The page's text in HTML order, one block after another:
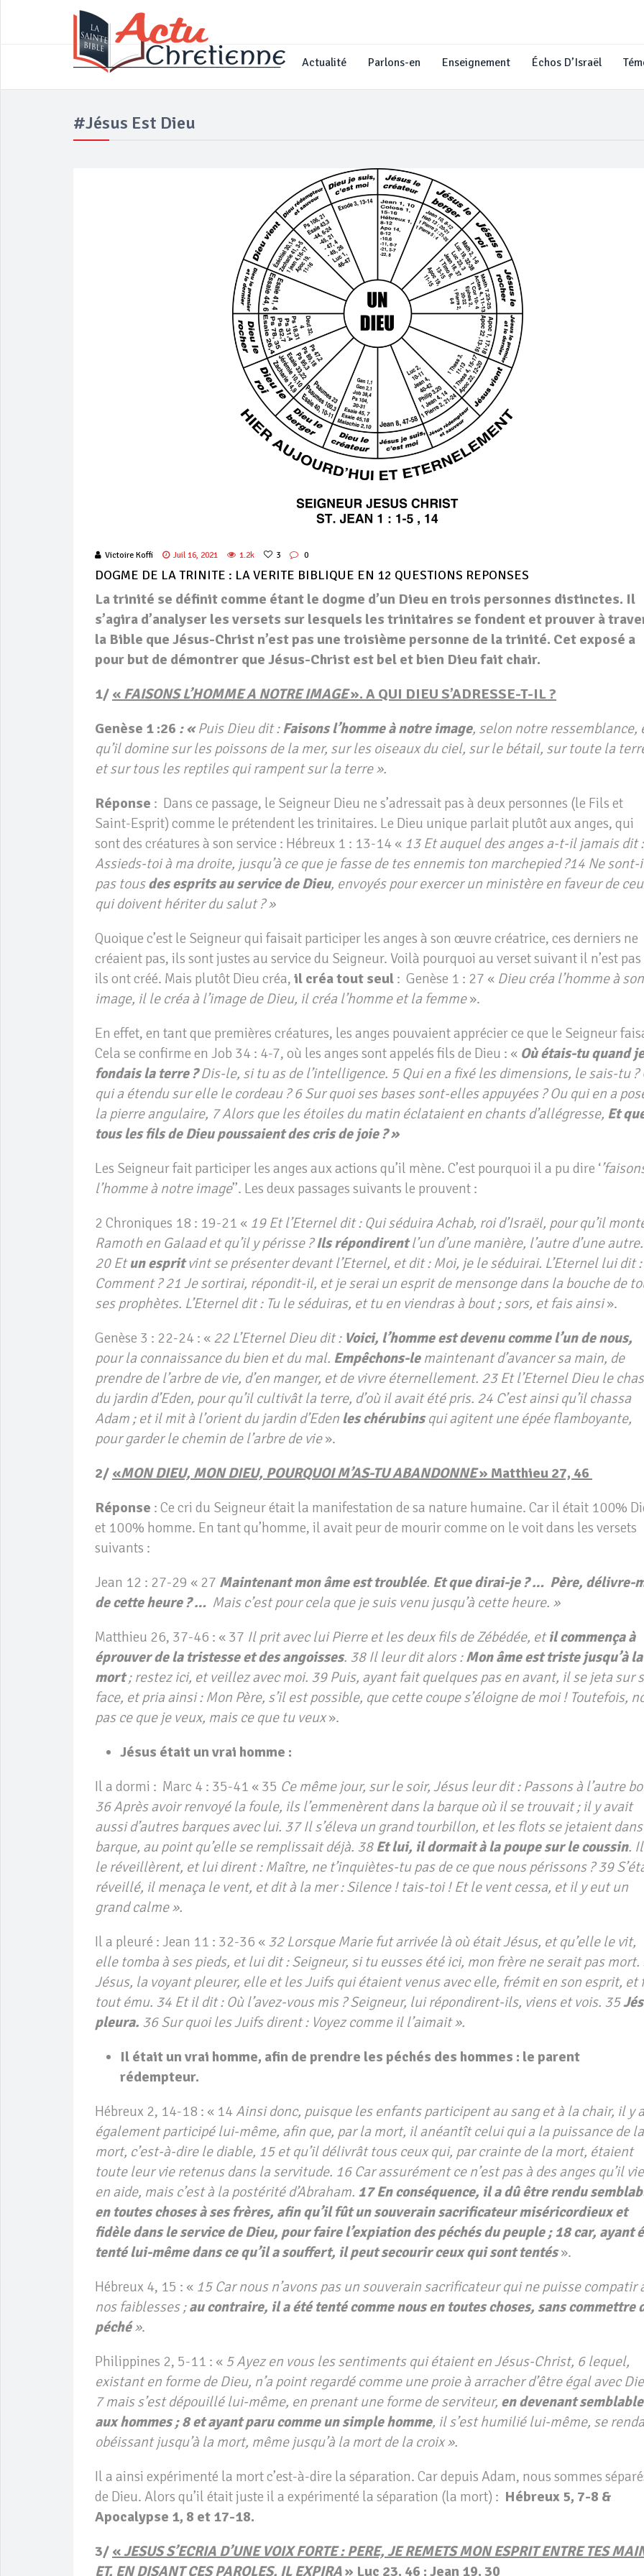
____________________________________ Actualité Parlons-en Enseignement Échos D’Israël
#Jésus Est Dieu
Victoire Koffi Juil 16, 2021 1.2k 3 0
DOGME DE LA TRINITE : LA VERITE BIBLIQUE EN 12 QUESTIONS REPONSES
La trinité se définit comme étant le dogme d’un Dieu en trois personnes distinctes. Il
s’agira d’analyser les versets sur lesquels les trinitaires se fondent et prouver à
la Bible que Jésus-Christ n’est pas une troisième personne de la trinité. Cet exposé a
pour but de démontrer que Jésus-Christ est bel et bien Dieu fait chair.
1/ « FAISONS L’HOMME A NOTRE IMAGE». A QUI DIEU S’ADRESSE-T-IL?
Genèse 1 :26 : «Puis Dieu dit :Faisons l’homme à notre image, selon notre ressemblance,
qu’il domine sur les poissons de la mer, sur les oiseaux du ciel, sur le bétail, sur toute la
et sur tous les reptiles qui rampent sur la terre ».
Réponse : Dans ce passage, le Seigneur Dieu ne s’adressait pas à deux personnes (le Fils et
Saint-Esprit) comme le prétendent les trinitaires. Le Dieu unique parlait plutôt aux anges, qui
sont des créatures à son service : Hébreux 1 : 13-14 « 13 Et auquel des anges a-t-il jamais dit :
Assieds-toi à ma droite, jusqu’à ce que je fasse de tes ennemis ton marchepied ?14 Ne
pas tousdes esprits au service de Dieu, envoyés pour exercer un ministère en faveur de
qui doivent hériter du salut ? »
Quoique c’est le Seigneur qui faisait participer les anges à son œuvre créatrice, ces derniers ne
créaient pas, ils sont justes au service du Seigneur. Voilà pourquoi au verset suivant il n’est
ils ont créé. Mais plutôt Dieu créa, il créa tout seul : Genèse 1 : 27 « Dieu créa l’homme à son
image, il le créa à l’image de Dieu, il créa l’homme et la femme».
En effet, en tant que premières créatures, les anges pouvaient apprécier ce que le Seigneur
Cela se confirme en Job 34 : 4-7, où les anges sont appelés fils de Dieu : « Où étais-tu quand je
fondais la terre ?Dis-le, si tu as de l’intelligence. 5 Qui en a fixé les dimensions, le sais-tu ?
qui a étendu sur elle le cordeau ? 6 Sur quoi ses bases sont-elles appuyées ? Ou qui en a
la pierre angulaire, 7 Alors que les étoiles du matin éclataient en chants d’allégresse, Et
tous les fils de Dieu poussaient des cris de joie ? »
Les Seigneur fait participer les anges aux actions qu’il mène. C’est pourquoi il a pu dire ‘
l’homme à notre image’’. Les deux passages suivants le prouvent :
2 Chroniques 18 : 19-21 « 19 Et l’Eternel dit : Qui séduira Achab, roi d’Israël, pour qu’il
Ramoth en Galaad et qu’il y périsse ?Ils répondirentl’un d’une manière, l’autre d’une autre.
20 Etun espritvint se présenter devant l’Eternel, et dit : Moi, je le séduirai. L’Eternel lui dit :
Comment ? 21 Je sortirai, répondit-il, et je serai un esprit de mensonge dans la bouche de
ses prophètes. L’Eternel dit : Tu le séduiras, et tu en viendras à bout ; sors, et fais ainsi».
Genèse 3 : 22-24 : « 22 L’Eternel Dieu dit : Voici, l’homme est devenu comme l’un de nous,
pour la connaissance du bien et du mal. Empêchons-lemaintenant d’avancer sa main, de
prendre de l’arbre de vie, d’en manger, et de vivre éternellement. 23 Et l’Eternel Dieu le
du jardin d’Eden, pour qu’il cultivât la terre, d’où il avait été pris. 24 C’est ainsi qu’il chassa
Adam ; et il mit à l’orient du jardin d’Eden les chérubinsqui agitent une épée flamboyante,
pour garder le chemin de l’arbre de vie».
2/ «MON DIEU, MON DIEU, POURQUOI M’AS-TU ABANDONNE» Matthieu 27, 46
Réponse : Ce cri du Seigneur était la manifestation de sa nature humaine. Car il était 100%
et 100% homme. En tant qu’homme, il avait peur de mourir comme on le voit dans les versets
suivants :
Jean 12 : 27-29 « 27 Maintenant mon âme est troublée. Et que dirai-je ? … Père, délivre-
de cette heure ? … Mais c’est pour cela que je suis venu jusqu’à cette heure. »
Matthieu 26, 37-46 : « 37 Il prit avec lui Pierre et les deux fils de Zébédée, etil commença à
éprouver de la tristesse et des angoisses. 38 Il leur dit alors :Mon âme est triste jusqu’à la
mort; restez ici, et veillez avec moi. 39 Puis, ayant fait quelques pas en avant, il se jeta sur
face, et pria ainsi : Mon Père, s’il est possible, que cette coupe s’éloigne de moi ! Toutefois,
pas ce que je veux, mais ce que tu veux».
Jésus était un vrai homme :
Il a dormi : Marc 4 : 35-41 « 35 Ce même jour, sur le soir, Jésus leur dit : Passons à l’autre
36 Après avoir renvoyé la foule, ils l’emmenèrent dans la barque où il se trouvait ; il y avait
aussi d’autres barques avec lui. 37 Il s’éleva un grand tourbillon, et les flots se jetaient
barque, au point qu’elle se remplissait déjà. 38 Et lui, il dormait à la poupe sur le coussin.
le réveillèrent, et lui dirent : Maître, ne t’inquiètes-tu pas de ce que nous périssons ? 39
réveillé, il menaça le vent, et dit à la mer : Silence ! tais-toi ! Et le vent cessa, et il y eut un
grand calme ».
Il a pleuré : Jean 11 : 32-36 « 32 Lorsque Marie fut arrivée là où était Jésus, et qu’elle le vit,
elle tomba à ses pieds, et lui dit : Seigneur, si tu eusses été ici, mon frère ne serait pas mort.
Jésus, la voyant pleurer, elle et les Juifs qui étaient venus avec elle, frémit en son esprit, et
tout ému. 34 Et il dit : Où l’avez-vous mis ? Seigneur, lui répondirent-ils, viens et vois. 35
pleura. 36 Sur quoi les Juifs dirent : Voyez comme il l’aimait ».
Il était un vrai homme, afin de prendre les péchés des hommes : le parent
rédempteur.
Hébreux 2, 14-18 : « 14 Ainsi donc, puisque les enfants participent au sang et à la chair, il y a
également participé lui-même, afin que, par la mort, il anéantît celui qui a la puissance de la
mort, c’est-à-dire le diable, 15 et qu’il délivrât tous ceux qui, par crainte de la mort, étaient
toute leur vie retenus dans la servitude. 16 Car assurément ce n’est pas à des anges qu’il
en aide, mais c’est à la postérité d’Abraham. 17 En conséquence, il a dû être rendu
en toutes choses à ses frères, afin qu’il fût un souverain sacrificateur miséricordieux et
fidèle dans le service de Dieu, pour faire l’expiation des péchés du peuple ; 18 car, ayant
tenté lui-même dans ce qu’il a souffert, il peut secourir ceux qui sont tentés».
Hébreux 4, 15 : « 15 Car nous n’avons pas un souverain sacrificateur qui ne puisse compatir
nos faiblesses ;au contraire, il a été tenté comme nous en toutes choses, sans commettre
péché».
Philippines 2, 5-11 : « 5 Ayez en vous les sentiments qui étaient en Jésus-Christ, 6 lequel,
existant en forme de Dieu, n’a point regardé comme une proie à arracher d’être égal avec
7 mais s’est dépouillé lui-même, en prenant une forme de serviteur, en devenant semblable
aux hommes ; 8 et ayant paru comme un simple homme, il s’est humilié lui-même, se
obéissant jusqu’à la mort, même jusqu’à la mort de la croix ».
Il a ainsi expérimenté la mort c’est-à-dire la séparation. Car depuis Adam, nous sommes
de Dieu. Alors qu’il était juste il a expérimenté la séparation (la mort) : Hébreux 5, 7-8 &
Apocalypse 1, 8 et 17-18.
3/ «JESUS S’ECRIA D’UNE VOIX FORTE : PERE, JE REMETS MON ESPRIT ENTRE TES
ET, EN DISANT CES PAROLES, IL EXPIRA» Luc 23, 46 ; Jean 19, 30